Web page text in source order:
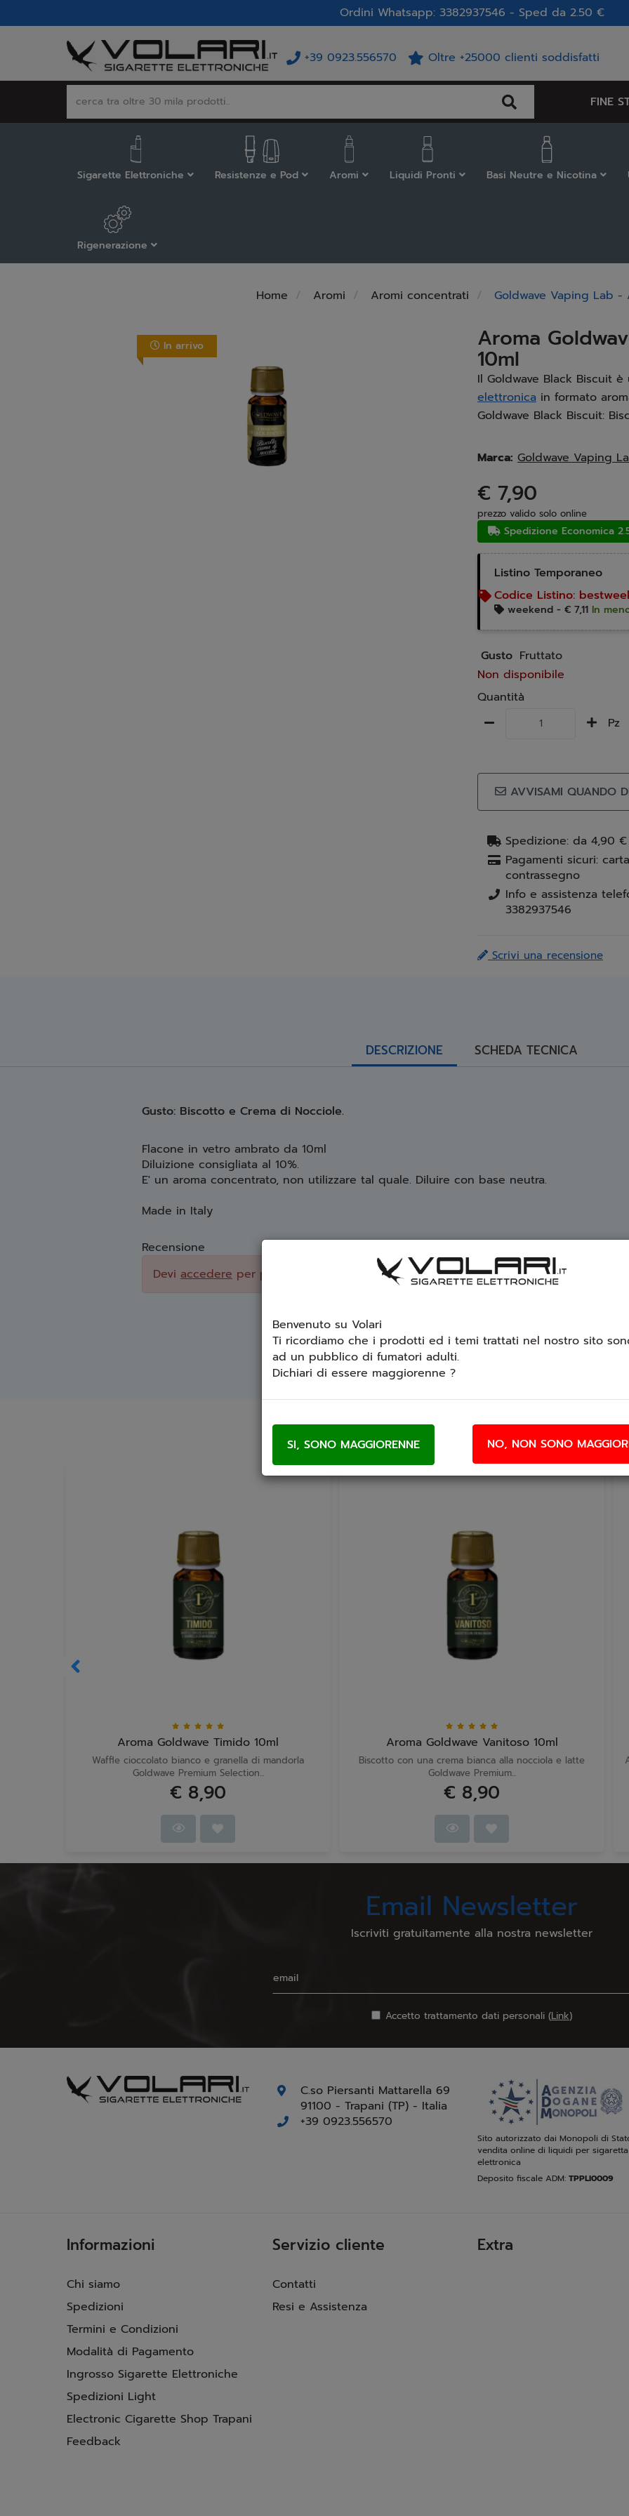
Ordini Whatsapp: 3382937546 - Sped da 2.50 €
+39 0923.556570 Oltre +25000 clienti soddisfatti
FINE
Sigarette Elettroniche Resistenze e Pod Aromi Liquidi Pronti Basi Neutre e Nicotina
Rigenerazione
Home Aromi Aromi concentrati Goldwave Vaping Lab -
In arrivo Aroma
10ml
Il Goldwave Black Biscuit
elettronica in formato
Goldwave Black Biscuit:
Marca: Goldwave Vaping
€ 7,90
prezzo valido solo online
Spedizione Economica
Listino Temporaneo
Codice Listino:
weekend - € 7,11 In
Gusto Fruttato
Non disponibile
Quantità
Pz
AVVISAMI QUANDO
Spedizione: da 4,90
Pagamenti sicuri:
contrassegno
3382937546
Scrivi una recensione
DESCRIZIONE SCHEDA TECNICA
Gusto: Biscotto e Crema di Nocciole.
Flacone in vetro ambrato da 10ml
Diluizione consigliata al 10%.
E' un aroma concentrato, non utilizzare tal quale. Diluire con base neutra.
Made in Italy
Recensione
Devi accedere per poter scrivere la tua opinione.
Prodotti che ti potrebbero interessare
Aroma Goldwave Timido 10ml
Waffle cioccolato bianco e granella di mandorla
Goldwave Premium Selection...
€ 8,90
Aroma Goldwave Vanitoso 10ml
Biscotto con una crema bianca alla nocciola e latte
Goldwave Premium...
€ 8,90
Email Newsletter
Iscriviti gratuitamente alla nostra newsletter
Accetto trattamento dati personali (Link)
C.so Piersanti Mattarella 69
91100 - Trapani (TP) - Italia
+39 0923.556570
Sito autorizzato dai Monopoli di
vendita online di liquidi per sigaretta
elettronica
Deposito fiscale ADM: TPPLI0009
Informazioni
Chi siamo
Spedizioni
Termini e Condizioni
Modalità di Pagamento
Ingrosso Sigarette Elettroniche
Spedizioni Light
Electronic Cigarette Shop Trapani
Feedback
Servizio cliente
Contatti
Resi e Assistenza
Extra
Benvenuto su Volari
Ti ricordiamo che i prodotti ed i temi trattati nel nostro sito
ad un pubblico di fumatori adulti.
Dichiari di essere maggiorenne ?
NO, NON SONO